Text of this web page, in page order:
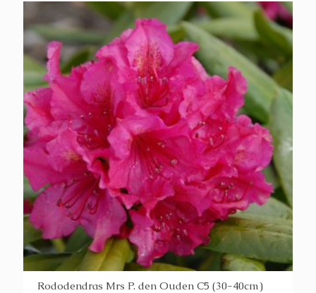
Rododendras Mrs P. den Ouden C5 (30-40cm)